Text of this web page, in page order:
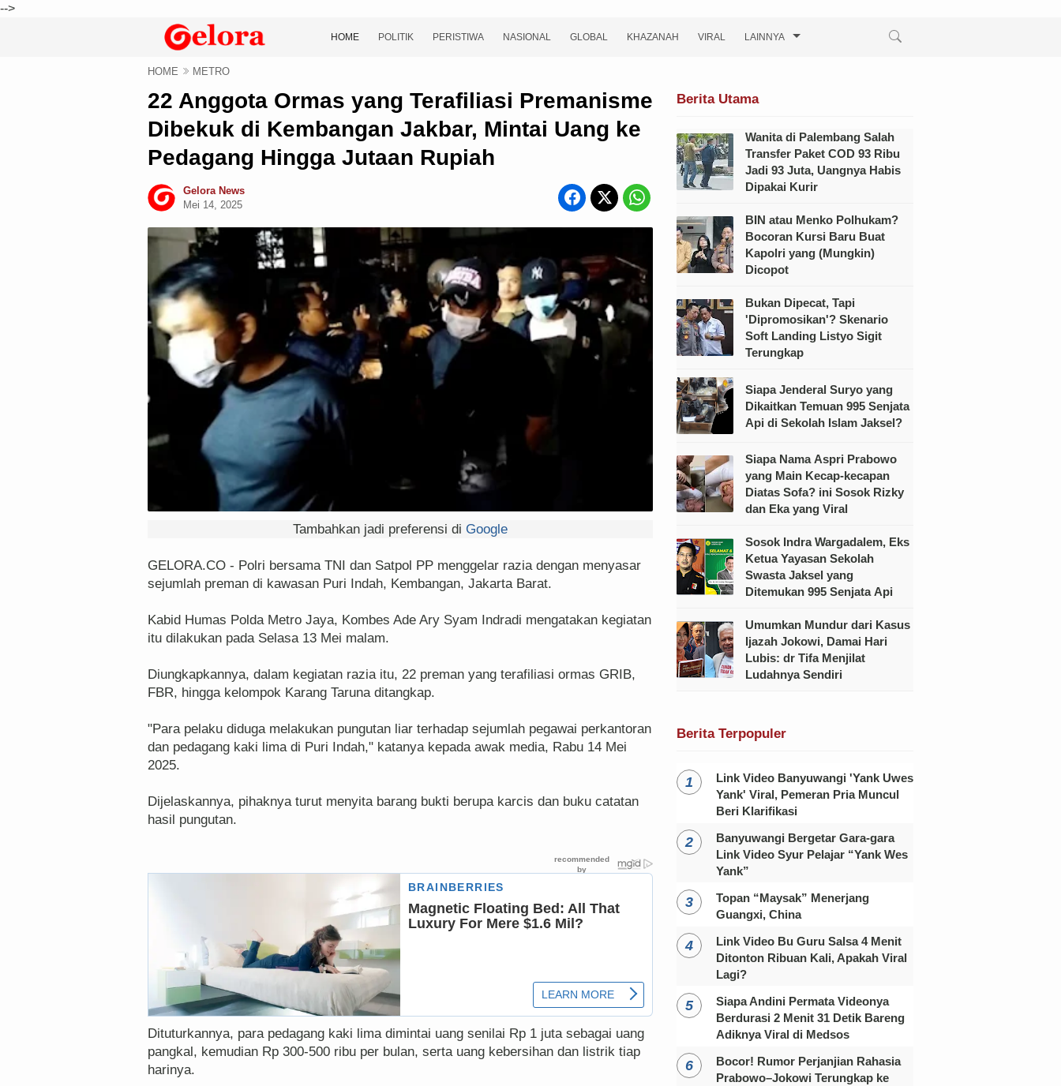
-->
HOME POLITIK PERISTIWA NASIONAL GLOBAL KHAZANAH VIRAL LAINNYA
HOME METRO
22 Anggota Ormas yang Terafiliasi Premanisme
Dibekuk di Kembangan Jakbar, Mintai Uang ke
Pedagang Hingga Jutaan Rupiah
Gelora News
Mei 14, 2025
Tambahkan jadi preferensi di Google
GELORA.CO - Polri bersama TNI dan Satpol PP menggelar razia dengan menyasar
sejumlah preman di kawasan Puri Indah, Kembangan, Jakarta Barat.
Kabid Humas Polda Metro Jaya, Kombes Ade Ary Syam Indradi mengatakan kegiatan
itu dilakukan pada Selasa 13 Mei malam.
Diungkapkannya, dalam kegiatan razia itu, 22 preman yang terafiliasi ormas GRIB,
FBR, hingga kelompok Karang Taruna ditangkap.
"Para pelaku diduga melakukan pungutan liar terhadap sejumlah pegawai perkantoran
dan pedagang kaki lima di Puri Indah," katanya kepada awak media, Rabu 14 Mei
2025.
Dijelaskannya, pihaknya turut menyita barang bukti berupa karcis dan buku catatan
hasil pungutan.
Dituturkannya, para pedagang kaki lima dimintai uang senilai Rp 1 juta sebagai uang
pangkal, kemudian Rp 300-500 ribu per bulan, serta uang kebersihan dan listrik tiap
harinya.
Berita Utama
Wanita di Palembang Salah
Transfer Paket COD 93 Ribu
Jadi 93 Juta, Uangnya Habis
Dipakai Kurir
BIN atau Menko Polhukam?
Bocoran Kursi Baru Buat
Kapolri yang (Mungkin)
Dicopot
Bukan Dipecat, Tapi
'Dipromosikan'? Skenario
Soft Landing Listyo Sigit
Terungkap
Siapa Jenderal Suryo yang
Dikaitkan Temuan 995 Senjata
Api di Sekolah Islam Jaksel?
Siapa Nama Aspri Prabowo
yang Main Kecap-kecapan
Diatas Sofa? ini Sosok Rizky
dan Eka yang Viral
Sosok Indra Wargadalem, Eks
Ketua Yayasan Sekolah
Swasta Jaksel yang
Ditemukan 995 Senjata Api
Umumkan Mundur dari Kasus
Ijazah Jokowi, Damai Hari
Lubis: dr Tifa Menjilat
Ludahnya Sendiri
Berita Terpopuler
Link Video Banyuwangi 'Yank Uwes
Yank' Viral, Pemeran Pria Muncul
Beri Klarifikasi
Banyuwangi Bergetar Gara-gara
Link Video Syur Pelajar “Yank Wes
Yank”
Topan “Maysak” Menerjang
Guangxi, China
Link Video Bu Guru Salsa 4 Menit
Ditonton Ribuan Kali, Apakah Viral
Lagi?
Siapa Andini Permata Videonya
Berdurasi 2 Menit 31 Detik Bareng
Adiknya Viral di Medsos
Bocor! Rumor Perjanjian Rahasia
Prabowo–Jokowi Terungkap ke